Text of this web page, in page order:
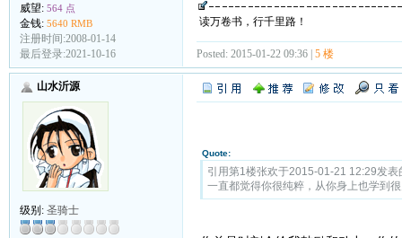
威望: 564 点
金钱: 5640 RMB
注册时间:2008-01-14
最后登录:2021-10-16
读万卷书，行千里路！
Posted: 2015-01-22 09:36 | 5 楼
山水沂源
级别: 圣骑士
Quote:
引用第1楼张欢于2015-01-21 12:29发表
一直都觉得你很纯粹，从你身上也学到